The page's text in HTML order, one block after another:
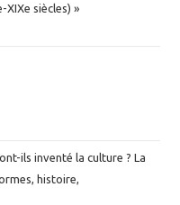
siècles) »
ils inventé la culture ? La
histoire,